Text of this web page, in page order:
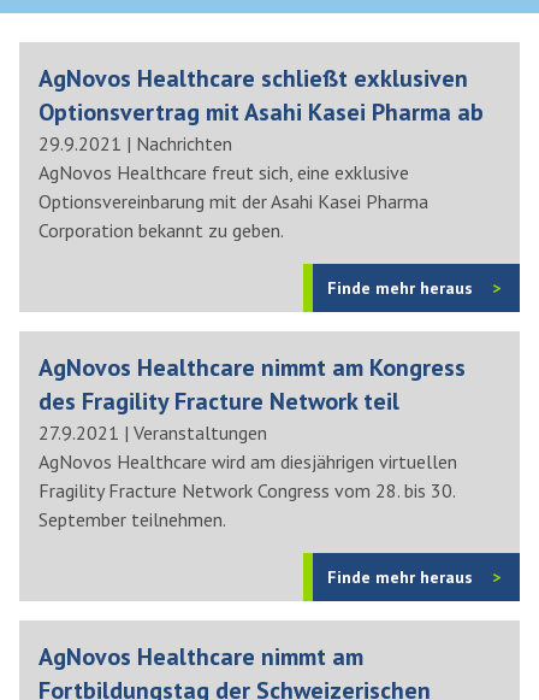
AgNovos Healthcare schließt exklusiven
Optionsvertrag mit Asahi Kasei Pharma ab
29.9.2021 | Nachrichten
AgNovos Healthcare freut sich, eine exklusive
Optionsvereinbarung mit der Asahi Kasei Pharma
Corporation bekannt zu geben.
Finde mehr heraus
AgNovos Healthcare nimmt am Kongress
des Fragility Fracture Network teil
27.9.2021 | Veranstaltungen
AgNovos Healthcare wird am diesjährigen virtuellen
Fragility Fracture Network Congress vom 28. bis 30.
September teilnehmen.
Finde mehr heraus
AgNovos Healthcare nimmt am
Fortbildungstag der Schweizerischen